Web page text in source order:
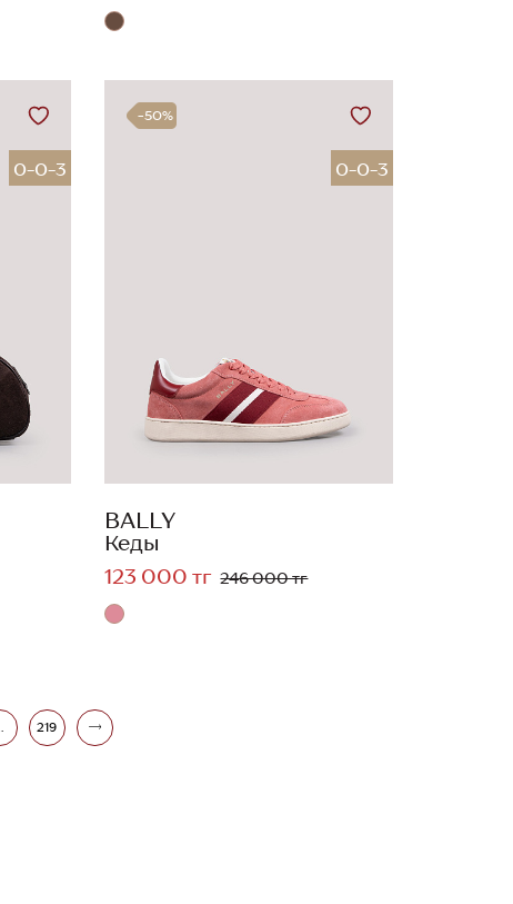
0-0-3
-50%
0-0-3
BALLY
Кеды
123 000 тг 246 000 тг
219